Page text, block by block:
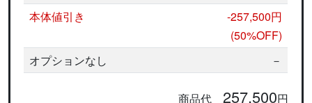
本体値引き
-257,500円
(50%OFF)
オプションなし
－
商品代 257,500円